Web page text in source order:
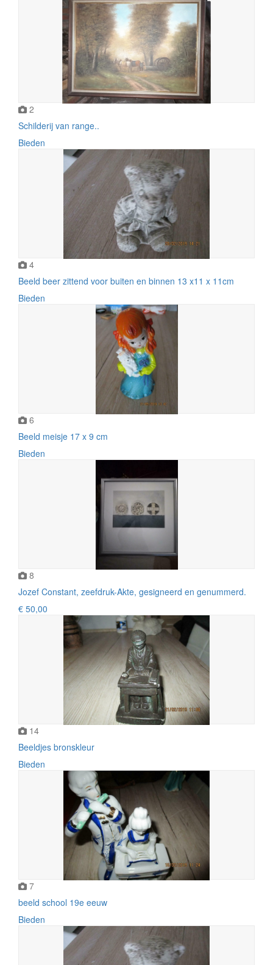
2
Schilderij van range..
Bieden
4
Beeld beer zittend voor buiten en binnen 13 x11 x 11cm
Bieden
6
Beeld meisje 17 x 9 cm
Bieden
8
Jozef Constant, zeefdruk-Akte, gesigneerd en genummerd.
€ 50,00
14
Beeldjes bronskleur
Bieden
7
beeld school 19e eeuw
Bieden